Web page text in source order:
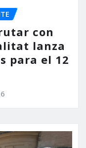
con
lanza
para el 12